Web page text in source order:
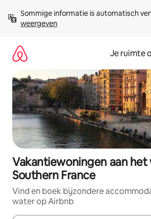
direct
naar
Sommige informatie is automatisch
weergeven
Je ruimte
Vakantiewoningen aan het
Southern France
Vind en boek bijzondere
water op Airbnb